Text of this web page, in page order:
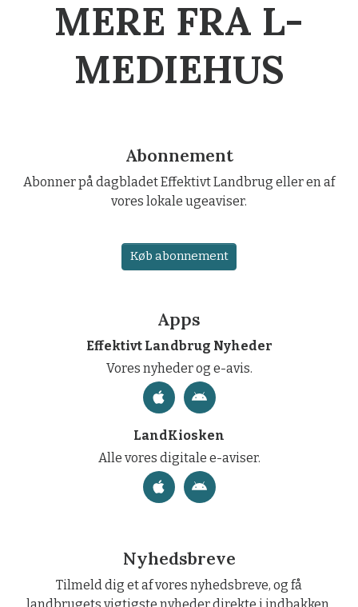
MERE FRA L-
MEDIEHUS
Abonnement
Abonner på dagbladet Effektivt Landbrug eller en af
vores lokale ugeaviser.
Køb abonnement
Apps
Effektivt Landbrug Nyheder
Vores nyheder og e-avis.
LandKiosken
Alle vores digitale e-aviser.
Nyhedsbreve
Tilmeld dig et af vores nyhedsbreve, og få
landbrugets vigtigste nyheder direkte i indbakken.